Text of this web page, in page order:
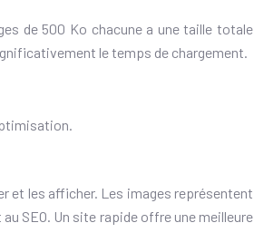
de 500 Ko chacune a une taille totale
le temps de chargement.
et les afficher. Les images représentent
SEO. Un site rapide offre une meilleure